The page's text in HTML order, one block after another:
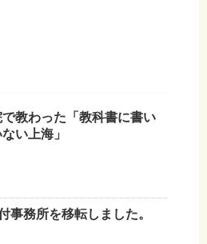
教わった「教科書に書い
い上海」
事務所を移転しました。